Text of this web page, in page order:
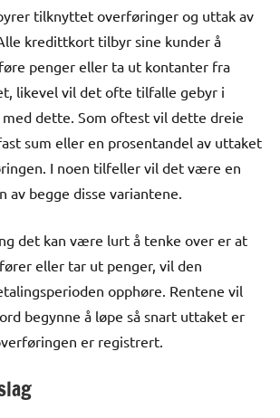
tilknyttet overføringer og uttak av
kredittkort tilbyr sine kunder å
penger eller ta ut kontanter fra
likevel vil det ofte tilfalle gebyr i
dette. Som oftest vil dette dreie
sum eller en prosentandel av uttaket
I noen tilfeller vil det være en
av begge disse variantene.
det kan være lurt å tenke over er at
eller tar ut penger, vil den
opphøre. Rentene vil
begynne å løpe så snart uttaket er
er registrert.